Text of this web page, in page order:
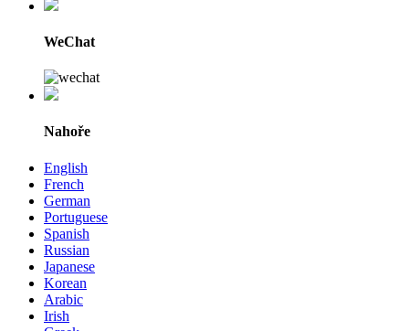
WeChat
Nahoře
English
French
German
Portuguese
Spanish
Russian
Japanese
Korean
Arabic
Irish